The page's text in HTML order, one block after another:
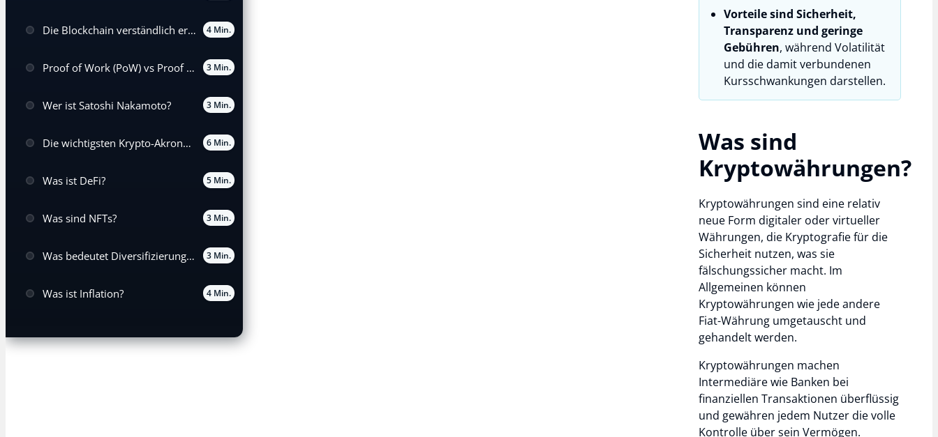
Die Blockchain verständlich erklärt 4 Min.
Proof of Work (PoW) vs Proof of Stake (PoS) 3 Min.
Wer ist Satoshi Nakamoto? 3 Min.
Die wichtigsten Krypto-Akronyme 6 Min.
Was ist DeFi? 5 Min.
Was sind NFTs? 3 Min.
Was bedeutet Diversifizierung des Portfolios? 3 Min.
Was ist Inflation? 4 Min.
Vorteile sind Sicherheit,
Transparenz und geringe
Gebühren, während Volatilität
und die damit verbundenen
Kursschwankungen darstellen.
Was sind
Kryptowährungen?
Kryptowährungen sind eine relativ
neue Form digitaler oder virtueller
Währungen, die Kryptografie für die
Sicherheit nutzen, was sie
fälschungssicher macht. Im
Allgemeinen können
Kryptowährungen wie jede andere
Fiat-Währung umgetauscht und
gehandelt werden.
Kryptowährungen machen
Intermediäre wie Banken bei
finanziellen Transaktionen überflüssig
und gewähren jedem Nutzer die volle
Kontrolle über sein Vermögen.